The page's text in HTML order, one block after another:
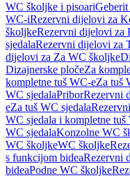
WC školjke i pisoari
WC-iRezervni dijelovi za
školjkeRezervni dijelovi za
sjedalaRezervni dijelovi za
dijelovi za Za WC školjke
Dizajnerske pločeZa
kompletne tuš WC-eZa tuš
WC sjedalaPriborRezervni
eZa tuš WC sjedala
WC sjedala i kompletne tuš
WC sjedalaKonzolne WC
WC školjkeWC školjke
s funkcijom bideaRezervni
bideaPodne WC školjke